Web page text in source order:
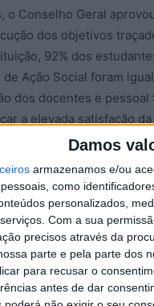
Damos
armazenamos e/ou
como
personalizados,
Com a sua
precisos através da
parte e pela parte dos
para recusar o
antes de dar
o Conselho Geral
dos objetivos
92% dos
Ação Social foram
dos docentes e
a elevada satisfação
o papel que o
abertas vagas para
professores adjuntos
o presidente do